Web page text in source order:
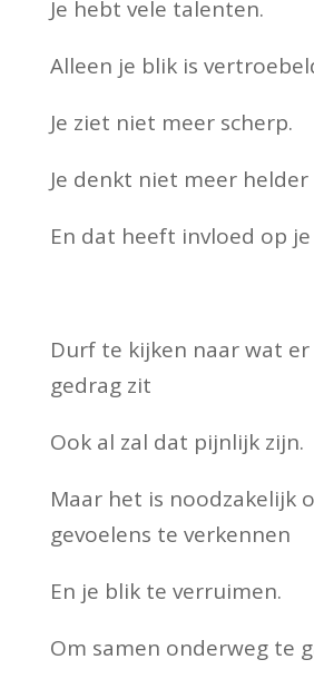
Je hebt vele talenten.
Alleen je blik is
Je ziet niet meer scherp.
Je denkt niet meer helder
En dat heeft invloed op
Durf te kijken naar wat
gedrag zit
Ook al zal dat pijnlijk zijn.
Maar het is noodzakelijk
gevoelens te verkennen
En je blik te verruimen.
Om samen onderweg te